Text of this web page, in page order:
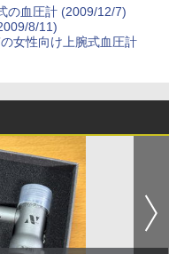
の血圧計 (2009/12/7)
8/11)
女性向け上腕式血圧計